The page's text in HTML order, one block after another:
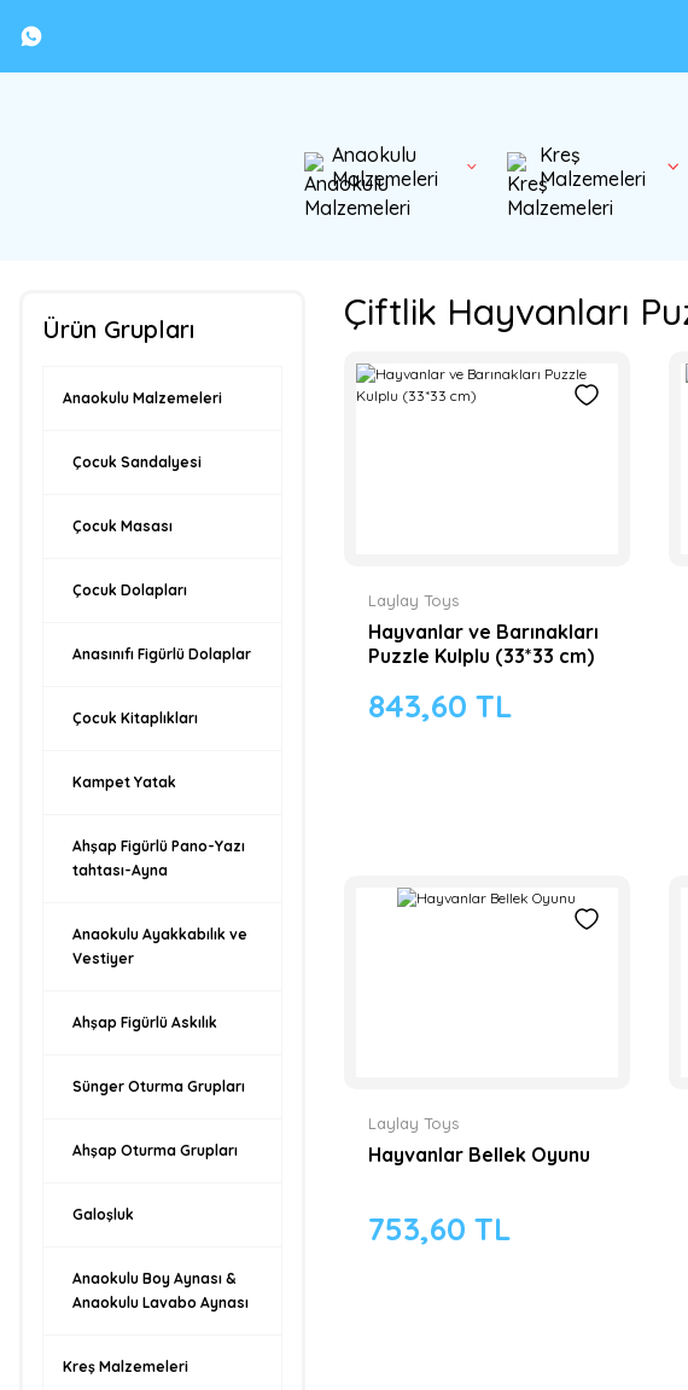
Anaokulu
Malzemeleri
Kreş
Malzemeleri
Ürün Grupları
Anaokulu Malzemeleri
Çocuk Sandalyesi
Çocuk Masası
Çocuk Dolapları
Anasınıfı Figürlü Dolaplar
Çocuk Kitaplıkları
Kampet Yatak
Ahşap Figürlü Pano-Yazı
tahtası-Ayna
Anaokulu Ayakkabılık ve
Vestiyer
Ahşap Figürlü Askılık
Sünger Oturma Grupları
Ahşap Oturma Grupları
Galoşluk
Anaokulu Boy Aynası &
Anaokulu Lavabo Aynası
Kreş Malzemeleri
Çiftlik Hayvanları
Laylay Toys
Hayvanlar ve Barınakları
Puzzle Kulplu (33*33 cm)
843,60 TL
Laylay Toys
Hayvanlar Bellek Oyunu
753,60 TL